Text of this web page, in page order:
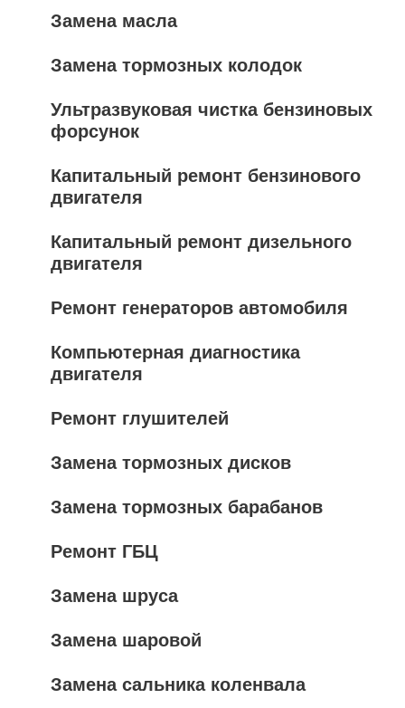
Замена масла
Замена тормозных колодок
Ультразвуковая чистка бензиновых
форсунок
Капитальный ремонт бензинового
двигателя
Капитальный ремонт дизельного
двигателя
Ремонт генераторов автомобиля
Компьютерная диагностика
двигателя
Ремонт глушителей
Замена тормозных дисков
Замена тормозных барабанов
Ремонт ГБЦ
Замена шруса
Замена шаровой
Замена сальника коленвала